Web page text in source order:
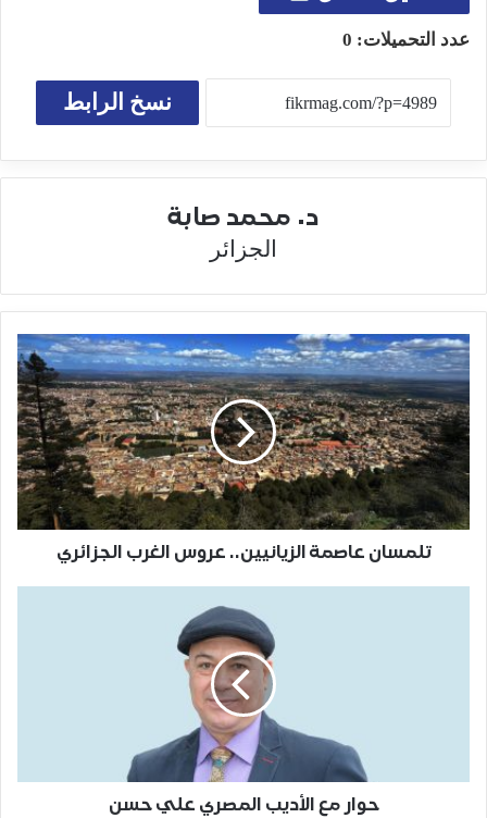
عدد التحميلات: 0
نسخ الرابط
د. محمد صابة
الجزائر
تلمسان عاصمة الزيانيين.. عروس الغرب الجزائري
حوار مع الأديب المصري علي حسن